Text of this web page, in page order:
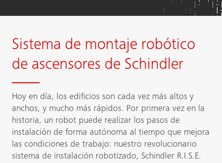
Sistema de montaje robótico
de ascensores de Schindler
Hoy en día, los edificios son cada vez más altos y
anchos, y mucho más rápidos. Por primera vez en la
historia, un robot puede realizar los pasos de
instalación de forma autónoma al tiempo que mejora
las condiciones de trabajo: nuestro revolucionario
sistema de instalación robotizado, Schindler R.I.S.E.